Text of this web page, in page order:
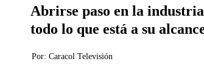
Abrirse paso en la
todo lo que está a su
Por: Caracol Televisión